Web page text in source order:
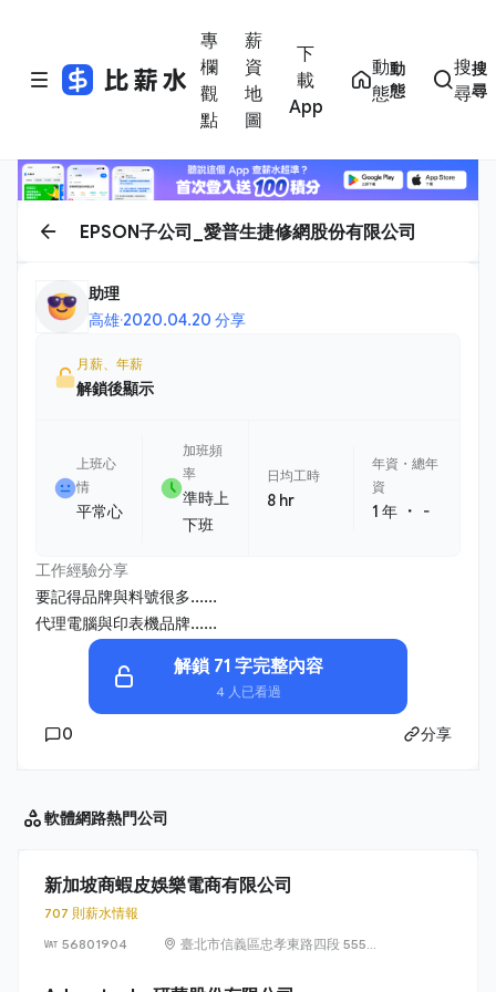
專
欄
觀
點
薪
資
地
圖
下
載
App
動
態
動
態
搜
尋
搜
尋
EPSON子公司_愛普生捷修網股份有限公司
助理
高雄·2020.04.20 分享
月薪、年薪
解鎖後顯示
上班心
情
平常心
加班頻
率
準時上
下班
日均工時
8 hr
年資・總年
資
1 年 ・ -
工作經驗分享
要記得品牌與料號很多......
代理電腦與印表機品牌......
解鎖 71 字完整內容
4 人已看過
0 分享
軟體網路熱門公司
新加坡商蝦皮娛樂電商有限公司
707 則薪水情報
56801904
臺北市信義區忠孝東路四段 555